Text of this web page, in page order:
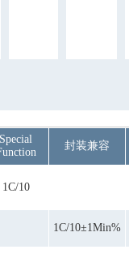
Special
封装兼容
1C/10
1C/10±1Min%